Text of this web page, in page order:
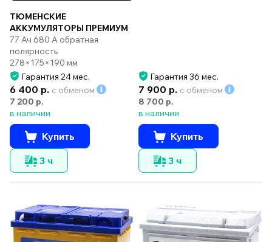
ТЮМЕНСКИЕ
АККУМУЛЯТОРЫ ПРЕМИУМ
77 Ач 680 А обратная
полярность
278×175×190 мм
Гарантия 24 мес.
6 400 р. с обменом
7 200 р.
в наличии
Купить
3 ч
Гарантия 36 мес.
7 900 р. с обменом
8 700 р.
в наличии
Купить
3 ч